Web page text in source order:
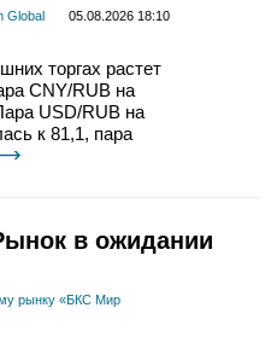
Global
05.08.2026 18:10
торгах растет
CNY/RUB на
USD/RUB на
к 81,1, пара
в ожидании
рынку «БКС Мир